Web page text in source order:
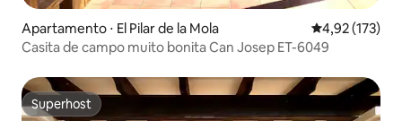
Apartamento ⋅ El Pilar de la Mola 4,92 de uma
4,92 (173)
Casita de campo muito bonita Can Josep ET-6049
Superhost
Superhost